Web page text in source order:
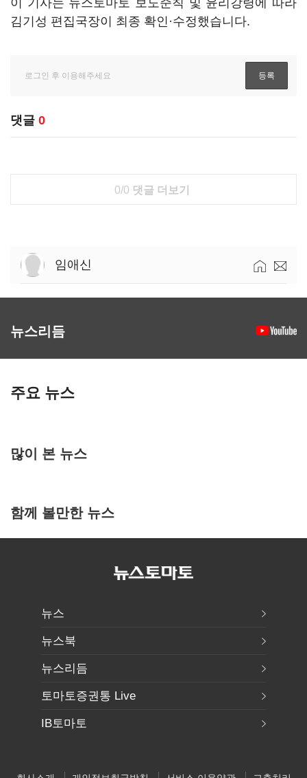
이 기사는 뉴스토마토 보도준칙 및 윤리강령에 따라
김기성 편집국장이 최종 확인·수정했습니다.
댓글 0
0/0 댓글 더보기
임애신
뉴스리듬
주요 뉴스
많이 본 뉴스
함께 볼만한 뉴스
뉴스
뉴스북
뉴스리듬
토마토증권통 Live
IB토마토